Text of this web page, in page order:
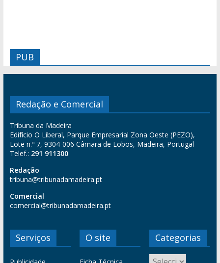
PUB
Redação e Comercial
Tribuna da Madeira
Edifício O Liberal, Parque Empresarial Zona Oeste (PEZO),
Lote n.º 7, 9304-006 Câmara de Lobos, Madeira, Portugal
Telef.: 291 911300
Redação
tribuna@tribunadamadeira.pt
Comercial
comercial@tribunadamadeira.pt
Serviços O site Categorias